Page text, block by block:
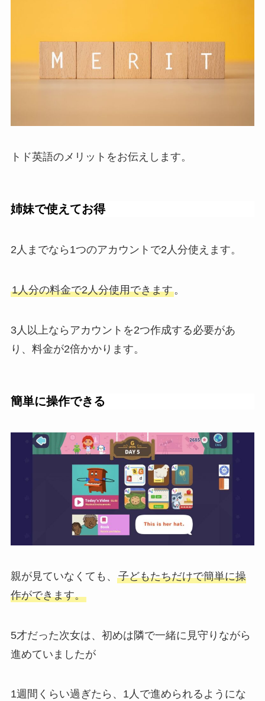
トド英語のメリットをお伝えします。
姉妹で使えてお得
2人までなら1つのアカウントで2人分使えます。
1人分の料金で2人分使用できます。
3人以上ならアカウントを2つ作成する必要があ
り、料金が2倍かかります。
簡単に操作できる
親が見ていなくても、 子どもたちだけで簡単に操
作ができます。
5才だった次女は、初めは隣で一緒に見守りながら
進めていましたが
1週間くらい過ぎたら、1人で進められるようにな